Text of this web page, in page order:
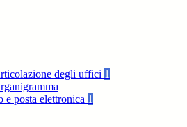
degli uffici 1
e posta elettronica 1